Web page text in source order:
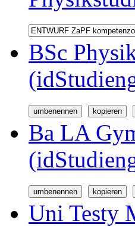
BSc
Ba LA
Uni Testy